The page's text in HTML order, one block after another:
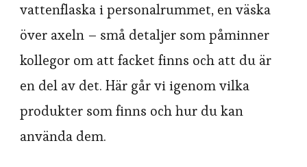
vattenflaska i personalrummet, en väska
över axeln – små detaljer som påminner
kollegor om att facket finns och att du är
en del av det. Här går vi igenom vilka
produkter som finns och hur du kan
använda dem.